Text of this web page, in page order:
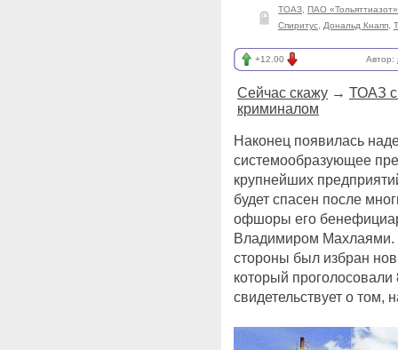
ТОАЗ ПАО «Тольяттиазот»
Спиритус
Дональд Кнапп
+12.00 Автор:
Сейчас скажу → ТОАЗ
криминалом
Наконец появилась
системообразующее
крупнейших
будет спасен после
офшоры его
Владимиром Махлаями.
стороны был избран
который проголосовали
свидетельствует о том,